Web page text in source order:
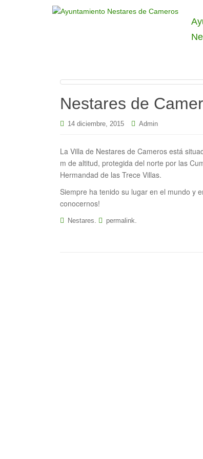
Nestares de
14 diciembre, 2015 Admin
La Villa de Nestares de Cameros está
m de altitud, protegida del norte por las
Hermandad de las Trece Villas.
Siempre ha tenido su lugar en el mundo y
conocernos!
Nestares permalink